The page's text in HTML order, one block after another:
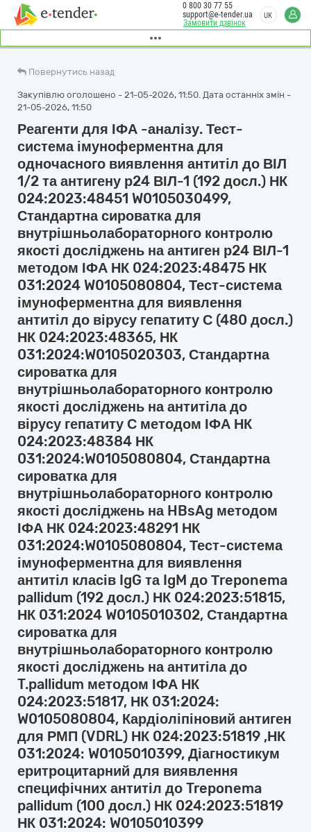
Замовити дзвінок
0 800 30 77 55
support@e-tender.ua
UK
Повернутись назад
Закупівлю оголошено - 21-05-2026, 11:50. Дата останніх змін -
21-05-2026, 11:50
Реагенти для ІФА -аналізу. Тест-
система імуноферментна для
одночасного виявлення антитіл до ВІЛ
1/2 та антигену р24 ВІЛ-1 (192 досл.) НК
024:2023:48451 W0105030499,
Стандартна сироватка для
внутрішньолабораторного контролю
якості досліджень на антиген р24 ВІЛ-1
методом ІФА НК 024:2023:48475 НК
031:2024 W0105080804, Тест-система
імуноферментна для виявлення
антитіл до вірусу гепатиту С (480 досл.)
НК 024:2023:48365, НК
031:2024:W0105020303, Стандартна
сироватка для
внутрішньолабораторного контролю
якості досліджень на антитіла до
вірусу гепатиту С методом ІФА НК
024:2023:48384 НК
031:2024:W0105080804, Стандартна
сироватка для
внутрішньолабораторного контролю
якості досліджень на HBsAg методом
ІФА НК 024:2023:48291 НК
031:2024:W0105080804, Тест-система
імуноферментна для виявлення
антитіл класів IgG та IgM до Тreponema
pallidum (192 досл.) НК 024:2023:51815,
НК 031:2024 W0105010302, Стандартна
сироватка для
внутрішньолабораторного контролю
якості досліджень на антитіла до
T.pallidum методом ІФА НК
024:2023:51817, НК 031:2024:
W0105080804, Кардіоліпіновий антиген
для РМП (VDRL) НК 024:2023:51819 ,НК
031:2024: W0105010399, Діагностикум
еритроцитарний для виявлення
специфічних антитіл до Treponema
pallidum (100 досл.) НК 024:2023:51819
НК 031:2024: W0105010399